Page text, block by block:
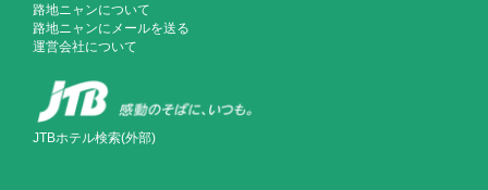
路地ニャンについて
路地ニャンにメールを送る
運営会社について
JTBホテル検索(外部)